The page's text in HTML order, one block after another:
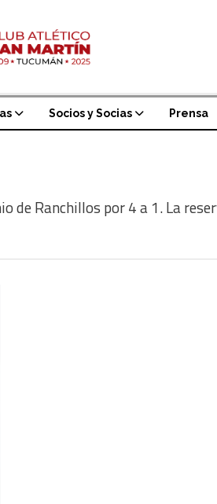
Socios y Socias Prensa
Ranchillos por 4 a 1. La